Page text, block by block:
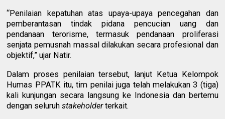
“Penilaian kepatuhan atas upaya-upaya pencegahan dan
pemberantasan tindak pidana pencucian uang dan
pendanaan terorisme, termasuk pendanaan proliferasi
senjata pemusnah massal dilakukan secara profesional dan
objektif,” ujar Natir.
Dalam proses penilaian tersebut, lanjut Ketua Kelompok
Humas PPATK itu, tim penilai juga telah melakukan 3 (tiga)
kali kunjungan secara langsung ke Indonesia dan bertemu
dengan seluruhstakeholderterkait.